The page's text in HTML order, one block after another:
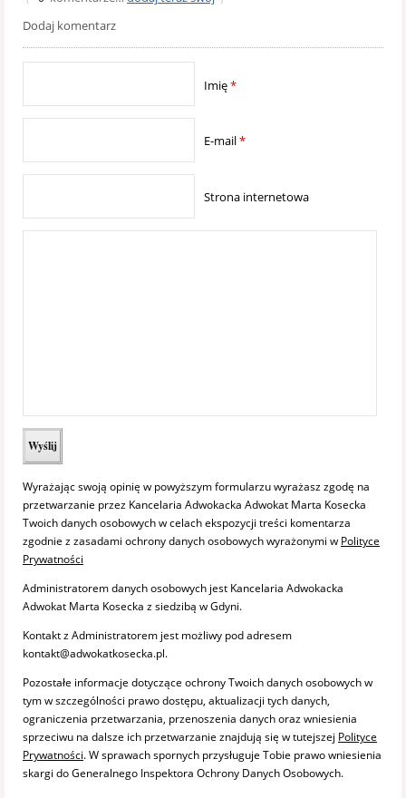
Dodaj komentarz
Imię*
E-mail*
Strona internetowa
Wyrażając swoją opinię w powyższym formularzu wyrażasz zgodę na
przetwarzanie przez Kancelaria Adwokacka Adwokat Marta Kosecka
Twoich danych osobowych w celach ekspozycji treści komentarza
zgodnie z zasadami ochrony danych osobowych wyrażonymi w Polityce
Prywatności
Administratorem danych osobowych jest Kancelaria Adwokacka
Adwokat Marta Kosecka z siedzibą w Gdyni.
Kontakt z Administratorem jest możliwy pod adresem
kontakt@adwokatkosecka.pl.
Pozostałe informacje dotyczące ochrony Twoich danych osobowych w
tym w szczególności prawo dostępu, aktualizacji tych danych,
ograniczenia przetwarzania, przenoszenia danych oraz wniesienia
sprzeciwu na dalsze ich przetwarzanie znajdują się w tutejszej Polityce
Prywatności. W sprawach spornych przysługuje Tobie prawo wniesienia
skargi do Generalnego Inspektora Ochrony Danych Osobowych.